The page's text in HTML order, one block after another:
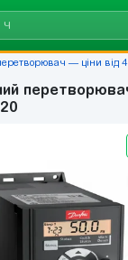
— ціни від 4 920 грн |